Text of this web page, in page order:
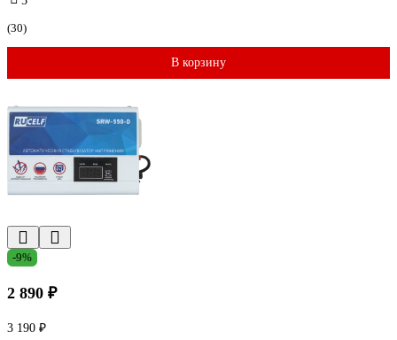
(30)
В корзину
-9%
2 890 ₽
3 190 ₽